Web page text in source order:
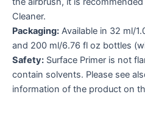
Cleaner.
Packaging: Available in 32 ml/
and 200 ml/6.76 fl oz bottles
Safety: Surface Primer is not
contain solvents. Please see
information of the product on